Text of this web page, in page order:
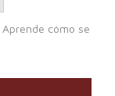
Aprende cómo se